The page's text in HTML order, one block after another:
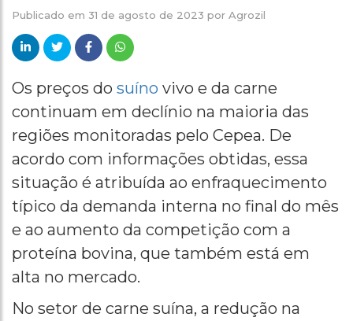
Publicado em 31 de agosto de 2023 por Agrozil
Os preços do suíno vivo e da carne
continuam em declínio na maioria das
regiões monitoradas pelo Cepea. De
acordo com informações obtidas, essa
situação é atribuída ao enfraquecimento
típico da demanda interna no final do mês
e ao aumento da competição com a
proteína bovina, que também está em
alta no mercado.
No setor de carne suína, a redução na